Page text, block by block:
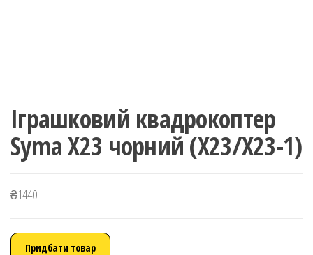
Іграшковий квадрокоптер
Syma X23 чорний (X23/X23-1)
₴1440
Придбати товар